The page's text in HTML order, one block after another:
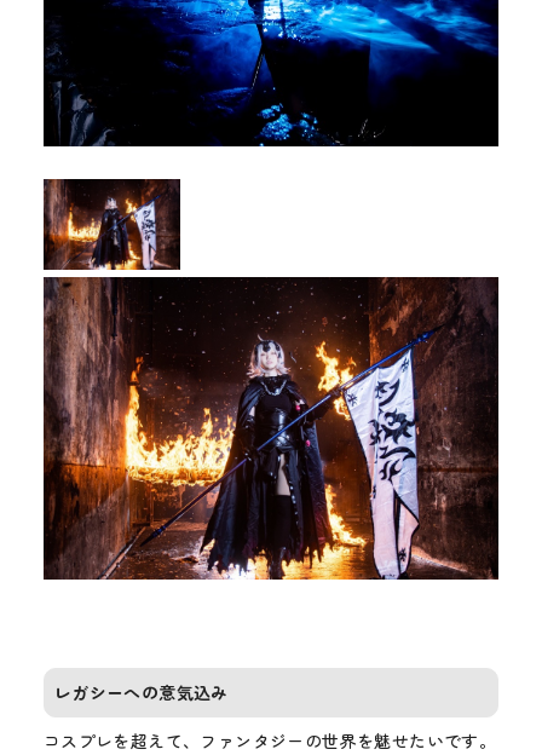
レガシーへの意気込み
コスプレを超えて、ファンタジーの世界を魅せたいです。